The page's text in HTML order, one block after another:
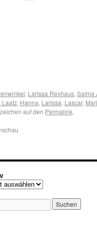
, Larissa Rexhaus, Salma
Laatz, Hanna, Larissa, Lascar,
auf den Permalink.